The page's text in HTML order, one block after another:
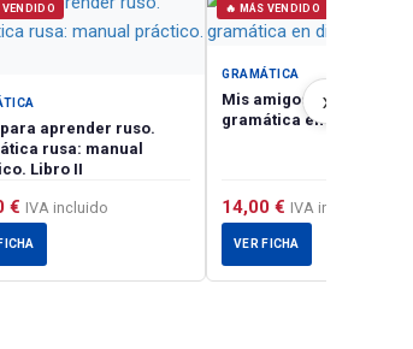
VENDIDO
aprender ruso.
rusa: manual
Libro II
€ IVA incluido
🔥 MÁS VENDIDO
GRAMÁTICA
Mis amigos los casos
gramática en diálogos
14,00 € IVA incluido
VER FICHA
›